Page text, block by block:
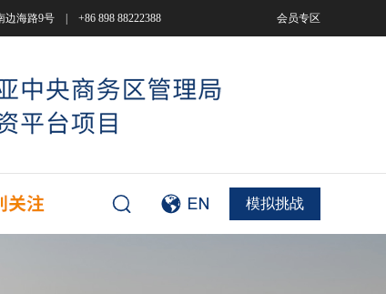
边海路9号 | +86 898 88222388 会员专区
模拟挑战